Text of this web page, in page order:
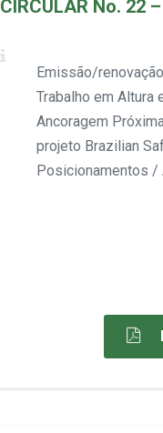
CIRCULAR No. 22
Emissão/
Trabalho em Altura
Ancoragem
projeto Brazilian
Posicionamentos /